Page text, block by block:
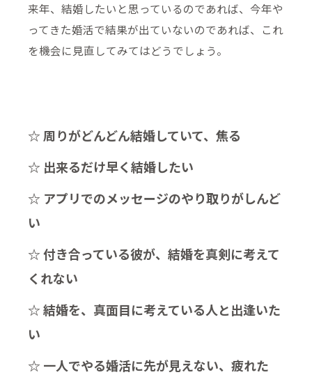
来年、結婚したいと思っているのであれば、今年や
ってきた婚活で結果が出ていないのであれば、これ
を機会に見直してみてはどうでしょう。
☆ 周りがどんどん結婚していて、焦る
☆ 出来るだけ早く結婚したい
☆ アプリでのメッセージのやり取りがしんど
い
☆ 付き合っている彼が、結婚を真剣に考えて
くれない
☆ 結婚を、真面目に考えている人と出逢いた
い
☆ 一人でやる婚活に先が見えない、疲れた